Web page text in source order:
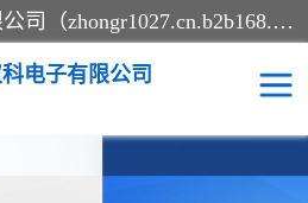
深圳中瑞仪科电子有限公司（zhongr1027.cn.b2b168.com）主要从事回收二手仪器，工厂仪器，回收示波器，KeysightE4980A，FLUKE754，MT8852B，IFR3920，Agilent N4010A，MT8852B等业务，全国统一热线：13570873835。深圳中瑞仪科电子有限公司整批或单出，专业评估高价回收工厂闲置仪器。
电子有限公司